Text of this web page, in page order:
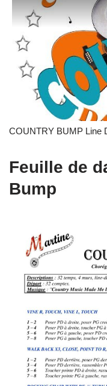
COUNTRY BUMP Line
Feuille de
Bump